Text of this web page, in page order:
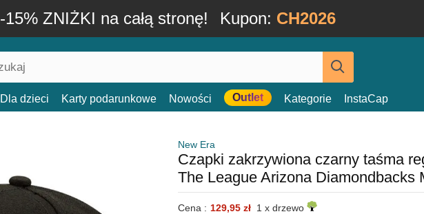
-15% ZNIŻKI na całą stronę! Kupon: CH2026
Dla dzieci Karty podarunkowe Nowości Outlet Kategorie InstaCap
New Era
Czapki zakrzywiona czarny taśma
The League Arizona Diamondbacks
Cena : 129,95 zł 1 x drzewo